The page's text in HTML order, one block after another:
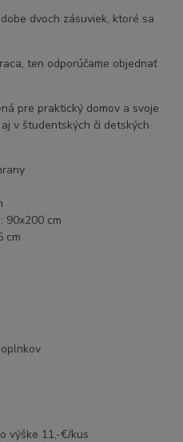
dvoch zásuviek, ktoré sa
ten odporúčame objednať
pre praktický domov a svoje
v študentských či detských
90x200 cm
cm
výške 11,-€/kus